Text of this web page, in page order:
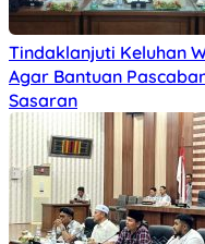
Tindaklanjuti Keluhan
Agar Bantuan
Sasaran